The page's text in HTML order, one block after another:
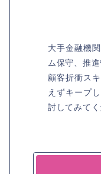
大手金融機
ム保守、推
顧客折衝ス
えずキープ
討してみてく